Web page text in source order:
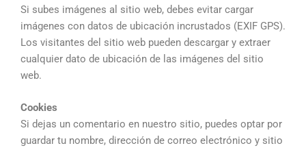
Si subes imágenes al sitio web, debes evitar cargar
imágenes con datos de ubicación incrustados (EXIF GPS).
Los visitantes del sitio web pueden descargar y extraer
cualquier dato de ubicación de las imágenes del sitio
web.
Cookies
Si dejas un comentario en nuestro sitio, puedes optar por
guardar tu nombre, dirección de correo electrónico y sitio